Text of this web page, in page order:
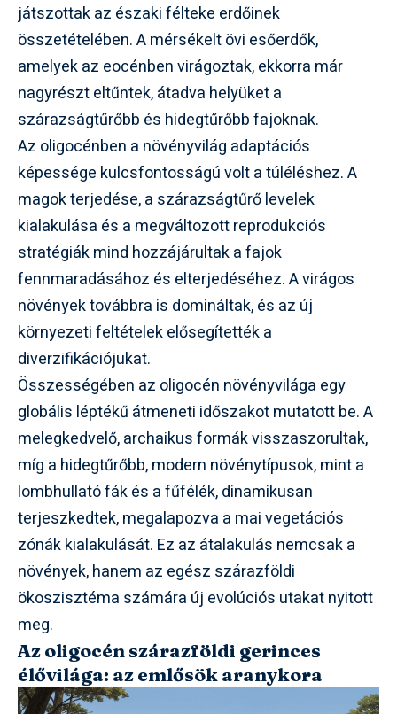
játszottak az északi félteke erdőinek
összetételében. A mérsékelt övi esőerdők,
amelyek az eocénben virágoztak, ekkorra már
nagyrészt eltűntek, átadva helyüket a
szárazságtűrőbb és hidegtűrőbb fajoknak.
Az oligocénben a növényvilág adaptációs
képessége kulcsfontosságú volt a túléléshez. A
magok terjedése, a szárazságtűrő levelek
kialakulása és a megváltozott reprodukciós
stratégiák mind hozzájárultak a fajok
fennmaradásához és elterjedéséhez. A virágos
növények továbbra is domináltak, és az új
környezeti feltételek elősegítették a
diverzifikációjukat.
Összességében az oligocén növényvilága egy
globális léptékű átmeneti időszakot mutatott be. A
melegkedvelő, archaikus formák visszaszorultak,
míg a hidegtűrőbb, modern növénytípusok, mint a
lombhullató fák és a fűfélék, dinamikusan
terjeszkedtek, megalapozva a mai vegetációs
zónák kialakulását. Ez az átalakulás nemcsak a
növények, hanem az egész szárazföldi
ökoszisztéma számára új evolúciós utakat nyitott
meg.
Az oligocén szárazföldi gerinces
élővilága: az emlősök aranykora